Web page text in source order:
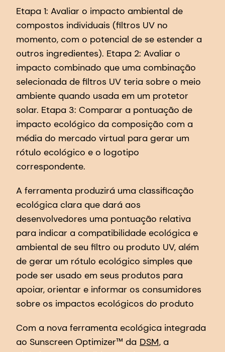
Etapa 1: Avaliar o impacto ambiental de
compostos individuais (filtros UV no
momento, com o potencial de se estender a
outros ingredientes). Etapa 2: Avaliar o
impacto combinado que uma combinação
selecionada de filtros UV teria sobre o meio
ambiente quando usada em um protetor
solar. Etapa 3: Comparar a pontuação de
impacto ecológico da composição com a
média do mercado virtual para gerar um
rótulo ecológico e o logotipo
correspondente.
A ferramenta produzirá uma classificação
ecológica clara que dará aos
desenvolvedores uma pontuação relativa
para indicar a compatibilidade ecológica e
ambiental de seu filtro ou produto UV, além
de gerar um rótulo ecológico simples que
pode ser usado em seus produtos para
apoiar, orientar e informar os consumidores
sobre os impactos ecológicos do produto
Com a nova ferramenta ecológica integrada
ao Sunscreen Optimizer™ da DSM, a